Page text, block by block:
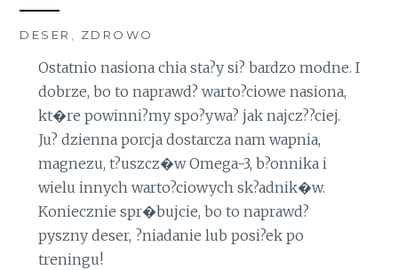
DESER , ZDROWO
Ostatnio nasiona chia sta?y si? bardzo modne. I
dobrze, bo to naprawd? warto?ciowe nasiona,
kt�re powinni?my spo?ywa? jak najcz??ciej.
Ju? dzienna porcja dostarcza nam wapnia,
magnezu, t?uszcz�w Omega-3, b?onnika i
wielu innych warto?ciowych sk?adnik�w.
Koniecznie spr�bujcie, bo to naprawd?
pyszny deser, ?niadanie lub posi?ek po
treningu!